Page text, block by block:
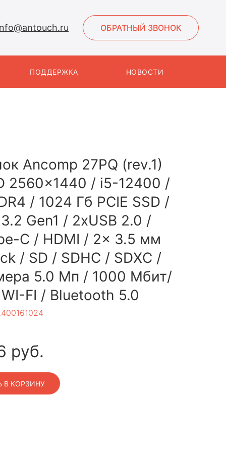
ОБРАТНЫЙ ЗВОНОК
ПОДДЕРЖКА НОВОСТИ
Ancomp 27PQ (rev.1)
2560x1440 / i5-12400 /
/ 1024 Гб PCIE SSD /
Gen1 / 2xUSB 2.0 /
C / HDMI / 2x 3.5 мм
/ SD / SDHC / SDXC /
5.0 Мп / 1000 Мбит/
FI / Bluetooth 5.0
руб.
В КОРЗИНУ